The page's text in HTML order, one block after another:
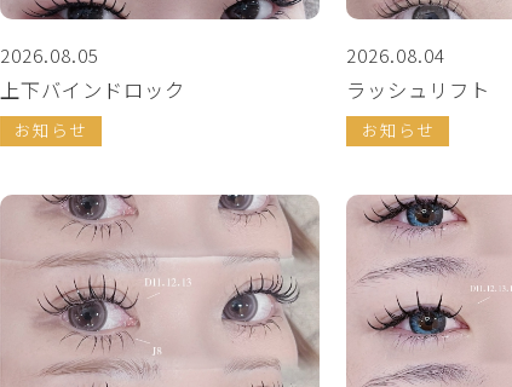
2026.08.05
上下バインドロック
お知らせ
2026.08.04
ラッシュリフト
お知らせ